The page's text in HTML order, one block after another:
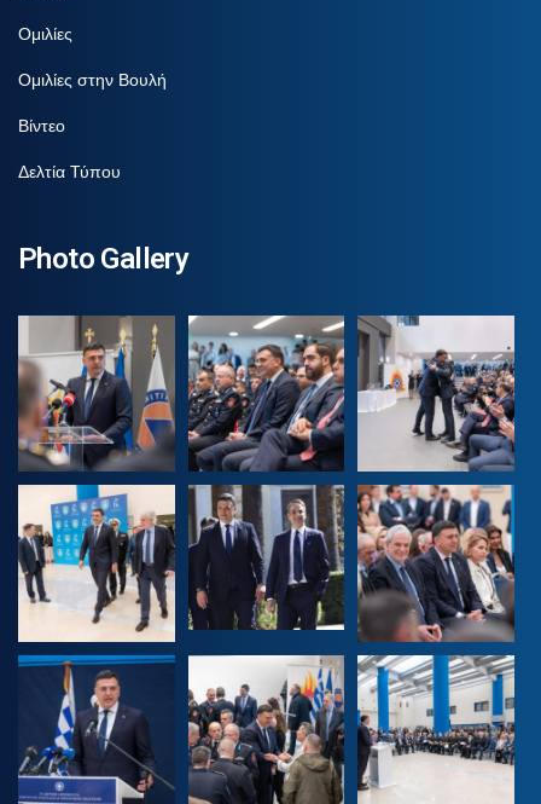
Ομιλίες
Ομιλίες στην Βουλή
Βίντεο
Δελτία Τύπου
Photo Gallery